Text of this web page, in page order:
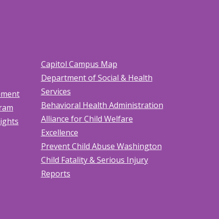
Capitol Campus Map
Department of Social & Health
Services
Behavioral Health Administration
Alliance for Child Welfare
Excellence
Prevent Child Abuse Washington
Child Fatality & Serious Injury
Reports